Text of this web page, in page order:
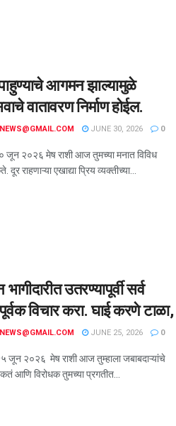
आगमन झाल्यामुळे
वातावरण निर्माण होईल.
JUNE 30, 2026 0
जून २०२६ मेष राशी आज तुमच्या मनात विविध
राहणाऱ्या एखाद्या प्रिय व्यक्तीच्या...
उतरण्यापूर्वी सर्व
विचार करा. घाई करणे टाळा,
JUNE 25, 2026 0
जून २०२६ मेष राशी आज तुम्हाला जबाबदाऱ्यांचे
आणि विरोधक तुमच्या प्रगतीत...